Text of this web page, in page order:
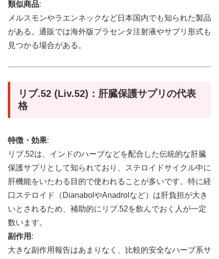
類似商品:
メルスモンやラエンネックなど日本国内でも知られた製品
がある。通販では海外版プラセンタ注射液やサプリ形式も
見つかる場合がある。
リブ.52 (Liv.52)：肝臓保護サプリの代表
格
特徴・効果:
リブ.52は、インドのハーブなどを配合した伝統的な肝臓
保護サプリとして知られており、ステロイドサイクル中に
肝機能をいたわる目的で使われることが多いです。特に経
口ステロイド（DianabolやAnadrolなど）は肝負担が大き
いとされるため、補助的にリブ.52を飲んでおく人が一定
数います。
副作用 :
大きな副作用報告はあまりなく、比較的安全なハーブ系サ